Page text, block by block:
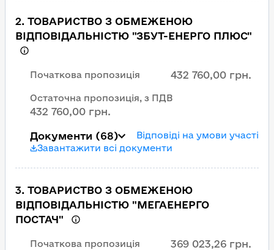
2. ТОВАРИСТВО З ОБМЕЖЕНОЮ
ВІДПОВІДАЛЬНІСТЮ "ЗБУТ-ЕНЕРГО ПЛЮС"
Початкова пропозиція 432 760,00 грн.
Остаточна пропозиція, з ПДВ
432 760,00 грн.
Документи (68)
Відповіді на умови участі
Завантажити всі документи
3. ТОВАРИСТВО З ОБМЕЖЕНОЮ
ВІДПОВІДАЛЬНІСТЮ "МЕГАЕНЕРГО
ПОСТАЧ"
Початкова пропозиція 369 023,26 грн.